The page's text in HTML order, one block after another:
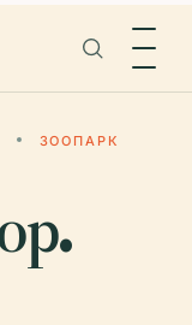
ЗООПАРК